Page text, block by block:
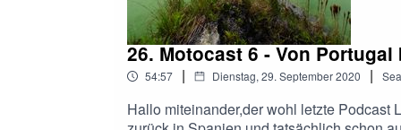
26. Motocast 6 - Von
54:57 | Dienstag, 29. September 2020 |
Hallo miteinander,der wohl letzte Podcast